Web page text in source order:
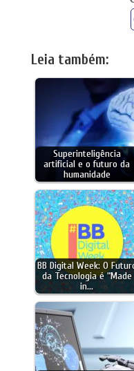
Leia também:
Superinteligência
artificial e o futuro da
humanidade
BB Digital Week: O
da Tecnologia é “Made
in…